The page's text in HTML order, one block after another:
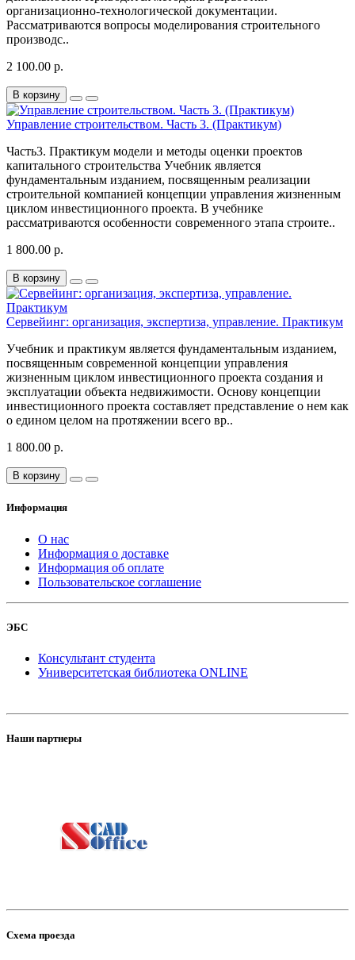
организационно-технологической документации.
Рассматриваются вопросы моделирования строительного
производс..
2 100.00 р.
В корзину
Управление строительством. Часть 3. (Практикум)
Часть3. Практикум модели и методы оценки проектов
капитального строительства Учебник является
фундаментальным изданием, посвященным реализации
строительной компанией концепции управления жизненным
циклом инвестиционного проекта. В учебнике
рассматриваются особенности современного этапа строите..
1 800.00 р.
В корзину
Сервейинг: организация, экспертиза, управление. Практикум
Учебник и практикум является фундаментальным изданием,
посвященным современной концепции управления
жизненным циклом инвестиционного проекта создания и
эксплуатации объекта недвижимости. Основу концепции
инвестиционного проекта составляет представление о нем как
о едином целом на протяжении всего вр..
1 800.00 р.
В корзину
Информация
О нас
Информация о доставке
Информация об оплате
Пользовательское соглашение
ЭБС
Консультант студента
Университетская библиотека ONLINE
Наши партнеры
Схема проезда